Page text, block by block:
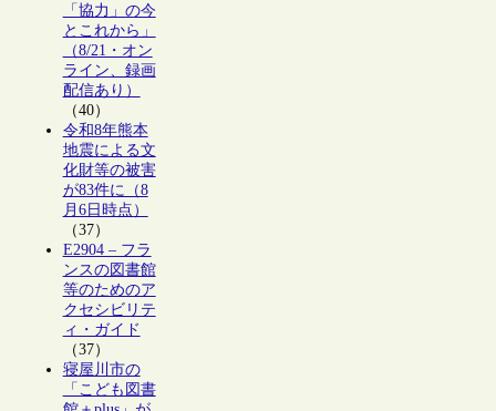
「協力」の今
とこれから」
（8/21・オン
ライン、録画
配信あり）
（40）
令和8年熊本
地震による文
化財等の被害
が83件に（8
月6日時点）
（37）
E2904 – フラ
ンスの図書館
等のためのア
クセシビリテ
ィ・ガイド
（37）
寝屋川市の
「こども図書